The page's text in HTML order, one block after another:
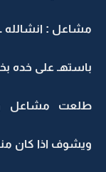
مشاعل : انشالله
باستهـ على خده
طلعت مشاعل
ويشوف اذا كان